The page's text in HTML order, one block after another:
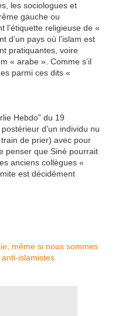
les sociologues et
gauche ou
l’étiquette religieuse de «
d’un pays où l’islam est
pratiquantes, voire
« arabe ». Comme s’il
parmi ces dits «
Hebdo” du 19
d’un individu nu
de prier) avec pour
penser que Siné pourrait
anciens collègues «
est décidément